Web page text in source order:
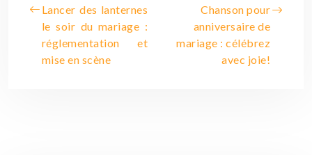
Lancer des lanternes
le soir du mariage :
réglementation et
mise en scène
Chanson pour
anniversaire de
mariage : célébrez
avec joie!